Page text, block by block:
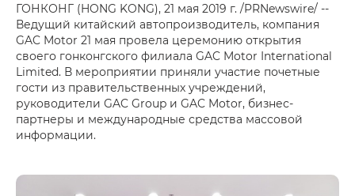
ГОНКОНГ (HONG KONG), 21 мая 2019 г. /PRNewswire/ --
Ведущий китайский автопроизводитель, компания
GAC Motor 21 мая провела церемонию открытия
своего гонконгского филиала GAC Motor International
Limited. В мероприятии приняли участие почетные
гости из правительственных учреждений,
руководители GAC Group и GAC Motor, бизнес-
партнеры и международные средства массовой
информации.